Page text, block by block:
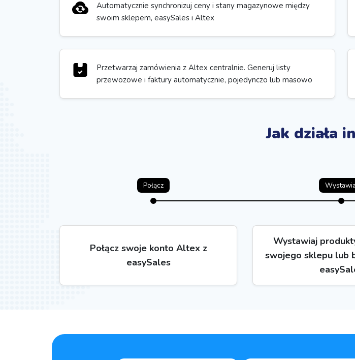
Automatycznie synchronizuj ceny i stany magazynowe między
swoim sklepem, easySales i Altex
Przetwarzaj zamówienia z Altex centralnie. Generuj listy
przewozowe i faktury automatycznie, pojedynczo lub masowo
Jak działa
Połącz
Połącz swoje konto Altex z
easySales
Wystawiaj
swojego sklepu lub